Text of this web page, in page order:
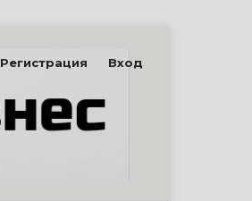
Регистрация Вход